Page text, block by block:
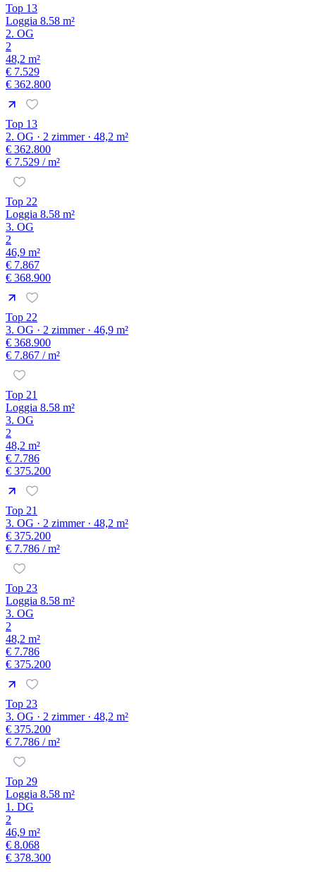
Top 13
Loggia 8.58 m²
2. OG
2
48,2 m²
€ 7.529
€ 362.800
Top 13
2. OG · 2 zimmer · 48,2 m²
€ 362.800
€ 7.529 / m²
Top 22
Loggia 8.58 m²
3. OG
2
46,9 m²
€ 7.867
€ 368.900
Top 22
3. OG · 2 zimmer · 46,9 m²
€ 368.900
€ 7.867 / m²
Top 21
Loggia 8.58 m²
3. OG
2
48,2 m²
€ 7.786
€ 375.200
Top 21
3. OG · 2 zimmer · 48,2 m²
€ 375.200
€ 7.786 / m²
Top 23
Loggia 8.58 m²
3. OG
2
48,2 m²
€ 7.786
€ 375.200
Top 23
3. OG · 2 zimmer · 48,2 m²
€ 375.200
€ 7.786 / m²
Top 29
Loggia 8.58 m²
1. DG
2
46,9 m²
€ 8.068
€ 378.300